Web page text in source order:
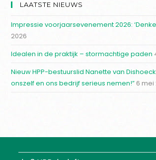
LAATSTE NIEUWS
Impressie voorjaarsevenement 2026:
2026
Idealen in de praktijk – stormachtige paden
Nieuw HPP-bestuurslid Nanette van
onszelf en ons bedrijf serieus nemen!” 6 mei